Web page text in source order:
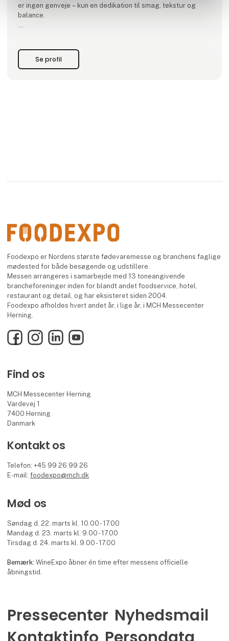
er ingen genveje – kun en dedikation til smag, tekstur og
balance.
Den kombineres med fløjlsblød håndlavet karamel, langsomt
tilberedt for at opnå en silkeblød kons
Se profil
Foodexpo er Nordens største fødevaremesse og branchens faglige
mødested for både besøgende og udstillere.
Messen arrangeres i samarbejde med 13 toneangivende
brancheforeninger inden for blandt andet foodservice, hotel,
restaurant og detail, og har eksisteret siden 2004.
Foodexpo afholdes hvert andet år, i lige år, i MCH Messecenter
Herning.
FacebookInstagramLinkedInYouTube
Find os
MCH Messecenter Herning
Vardevej 1
7400 Herning
Danmark
Kontakt os
Telefon: +45 99 26 99 26
E-mail:foodexpo@mch.dk
Mød os
Søndag d. 22. marts kl. 10.00 - 17.00
Mandag d. 23. marts kl. 9.00 - 17.00
Tirsdag d. 24. marts kl. 9.00 - 17.00
Bemærk:WineExpo åbner én time efter messens officielle
åbningstid.
Pressecenter Nyhedsmail